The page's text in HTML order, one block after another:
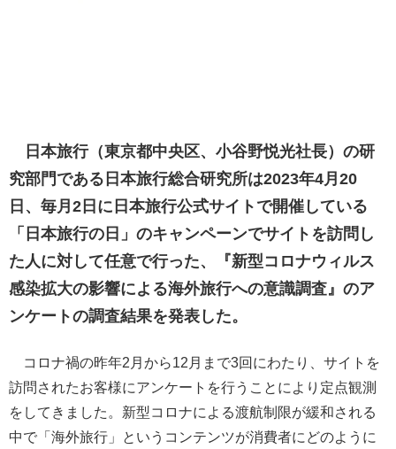
日本旅行（東京都中央区、小谷野悦光社長）の研
究部門である日本旅行総合研究所は2023年4月20
日、毎月2日に日本旅行公式サイトで開催している
「日本旅行の日」のキャンペーンでサイトを訪問し
た人に対して任意で行った、『新型コロナウィルス
感染拡大の影響による海外旅行への意識調査』のア
ンケートの調査結果を発表した。
コロナ禍の昨年2月から12月まで3回にわたり、サイトを
訪問されたお客様にアンケートを行うことにより定点観測
をしてきました。新型コロナによる渡航制限が緩和される
中で「海外旅行」というコンテンツが消費者にどのように